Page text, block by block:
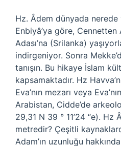
Hz. Âdem dünyada nerede
Enbiyâ’ya göre, Cennetten
Adası’na (Srilanka)
indirgeniyor. Sonra
tanışın. Bu hikaye İslam
kapsamaktadır. Hz
Eva’nın mezarı veya
Arabistan, Cidde’de
29,31 N 39 ° 11’24 “e). Hz
metredir? Çeşitli
Adam’ın uzunluğu